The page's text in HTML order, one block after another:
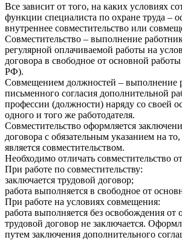
Все зависит от того, на каких условиях
функции специалиста по охране труда –
внутреннее совместительство или
Совместительство – выполнение
регулярной оплачиваемой работы на
договора в свободное от основной
РФ).
Совмещением должностей – выполнение
письменного согласия дополнительной
профессии (должности) наряду со своей
одного и того же работодателя.
Совместительство оформляется
договора с обязательным указанием на
является совместительством.
Необходимо отличать совместительство
При работе по совместительству:
заключается трудовой договор;
работа выполняется в свободное от
При работе на условиях совмещения:
работа выполняется без освобождения от
трудовой договор не заключается.
путем заключения дополнительного